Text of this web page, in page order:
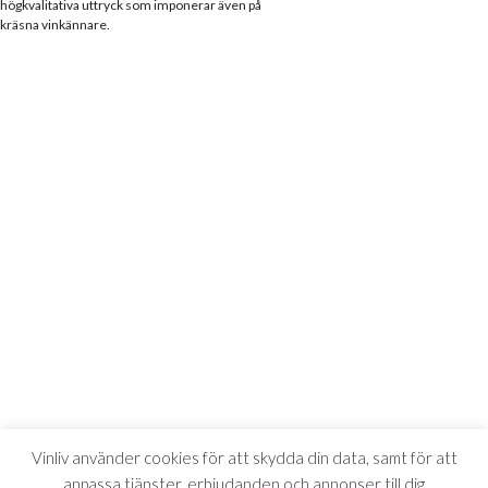
högkvalitativa uttryck som imponerar även på
kräsna vinkännare.
Vinliv använder cookies för att skydda din data, samt för att
anpassa tjänster, erbjudanden och annonser till dig